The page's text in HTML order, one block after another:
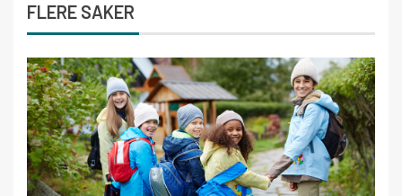
FLERE SAKER